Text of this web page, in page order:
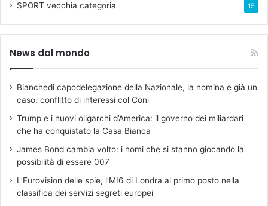
SPORT vecchia categoria 15
News dal mondo
Bianchedi capodelegazione della Nazionale, la nomina è già un
caso: conflitto di interessi col Coni
Trump e i nuovi oligarchi d’America: il governo dei miliardari
che ha conquistato la Casa Bianca
James Bond cambia volto: i nomi che si stanno giocando la
possibilità di essere 007
L’Eurovision delle spie, l’MI6 di Londra al primo posto nella
classifica dei servizi segreti europei